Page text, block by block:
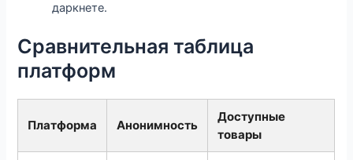
даркнете.
Сравнительная таблица
платформ
Платформа Анонимность
Доступные
товары